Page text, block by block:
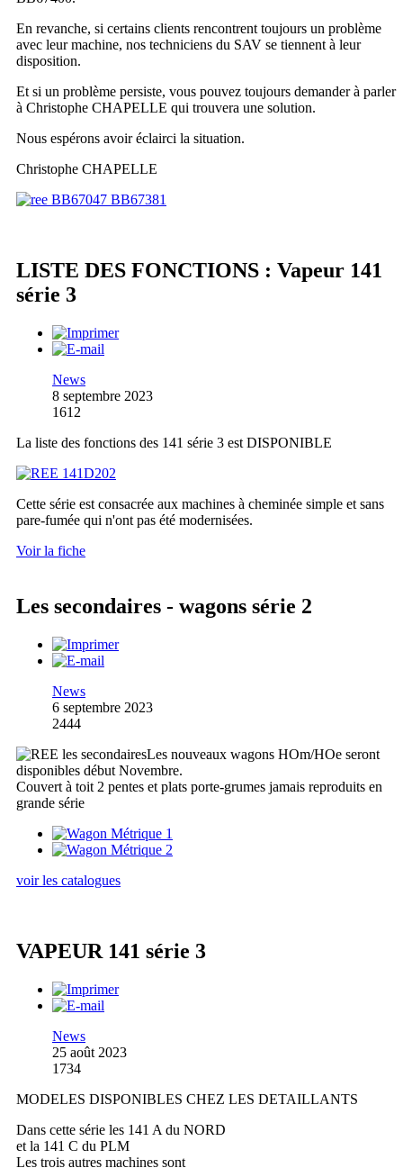
En revanche, si certains clients rencontrent toujours un problème
avec leur machine, nos techniciens du SAV se tiennent à leur
disposition.
Et si un problème persiste, vous pouvez toujours demander à parler
à Christophe CHAPELLE qui trouvera une solution.
Nous espérons avoir éclairci la situation.
Christophe CHAPELLE
LISTE DES FONCTIONS : Vapeur 141
série 3
News
8 septembre 2023
1612
La liste des fonctions des 141 série 3 est DISPONIBLE
Cette série est consacrée aux machines à cheminée simple et sans
pare-fumée qui n'ont pas été modernisées.
Voir la fiche
Les secondaires - wagons série 2
News
6 septembre 2023
2444
Les nouveaux wagons HOm/HOe seront
disponibles début Novembre.
Couvert à toit 2 pentes et plats porte-grumes jamais reproduits en
grande série
voir les catalogues
VAPEUR 141 série 3
News
25 août 2023
1734
MODELES DISPONIBLES CHEZ LES DETAILLANTS
Dans cette série les 141 A du NORD
et la 141 C du PLM
Les trois autres machines sont